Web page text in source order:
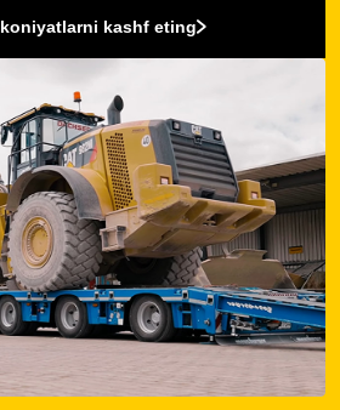
kashf eting